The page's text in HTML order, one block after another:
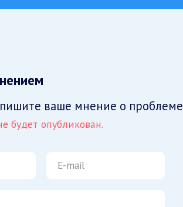
ваше мнение о проблеме
будет опубликован.